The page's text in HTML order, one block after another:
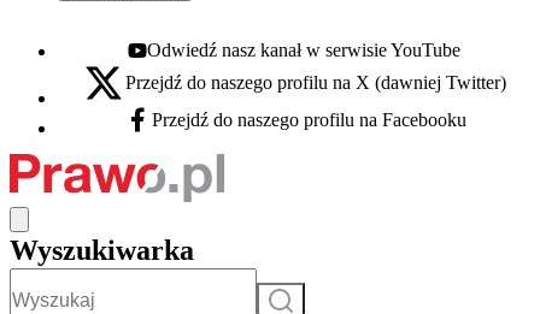
Youtube - otwiera się w nowej karcie
Odwiedź nasz kanał w serwisie YouTube
X - otwiera się w nowej karcie
Przejdź do naszego profilu na X (dawniej Twitter)
Facebook - otwiera się w nowej karcie
Przejdź do naszego profilu na Facebooku
Wyszukiwarka
Szukaj